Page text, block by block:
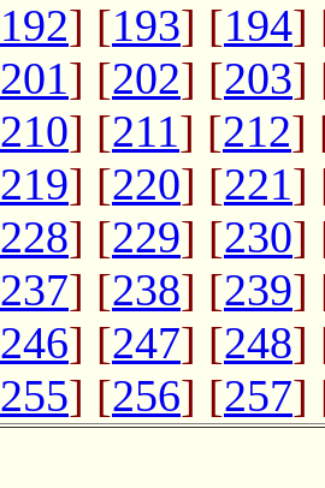
192] [193] [194]
201] [202] [203]
210] [211] [212]
219] [220] [221]
228] [229] [230]
237] [238] [239]
246] [247] [248]
255] [256] [257]